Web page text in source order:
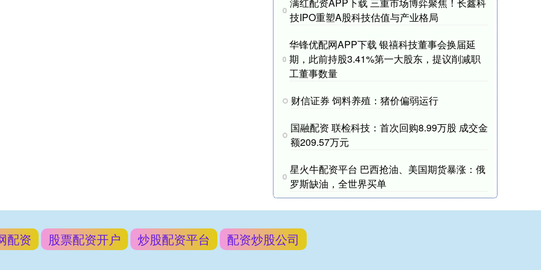
技IPO重塑A股科技估值与产业格局
华锋优配网APP下载 银禧科技董事会换届延
期，此前持股3.41%第一大股东，提议削减职
工董事数量
财信证券 饲料养殖：猪价偏弱运行
国融配资 联检科技：首次回购8.99万股 成交金
额209.57万元
星火牛配资平台 巴西抢油、美国期货暴涨：俄
罗斯缺油，全世界买单
配资 股票配资开户 炒股配资平台 配资炒股公司